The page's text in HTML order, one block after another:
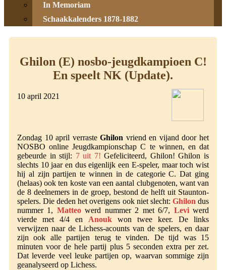
In Memoriam
Schaakkalenders 1878-1882
Ghilon (E) nosbo-jeugdkampioen C!
En speelt NK (Update).
10 april 2021
Zondag 10 april verrasteGhilon vriend en vijand door het
NOSBO online Jeugdkampionschap C te winnen, en dat
gebeurde in stijl: 7 uit 7! Gefeliciteerd, Ghilon! Ghilon is
slechts 10 jaar en dus eigenlijk een E-speler, maar toch wist
hij al zijn partijen te winnen in de categorie C. Dat ging
(helaas) ook ten koste van een aantal clubgenoten, want van
de 8 deelnemers in de groep, bestond de helft uit Staunton-
spelers. Die deden het overigens ook niet slecht: Ghilondus
nummer 1, Matteo werd nummer 2 met 6/7, Levi werd
vierde met 4/4 en Anouk
won twee keer. De links
verwijzen naar de Lichess-acounts van de spelers, en daar
zijn ook alle partijen terug te vinden. De tijd was 15
minuten voor de hele partij plus 5 seconden extra per zet.
Dat leverde veel leuke partijen op, waarvan sommige zijn
geanalyseerd op Lichess.